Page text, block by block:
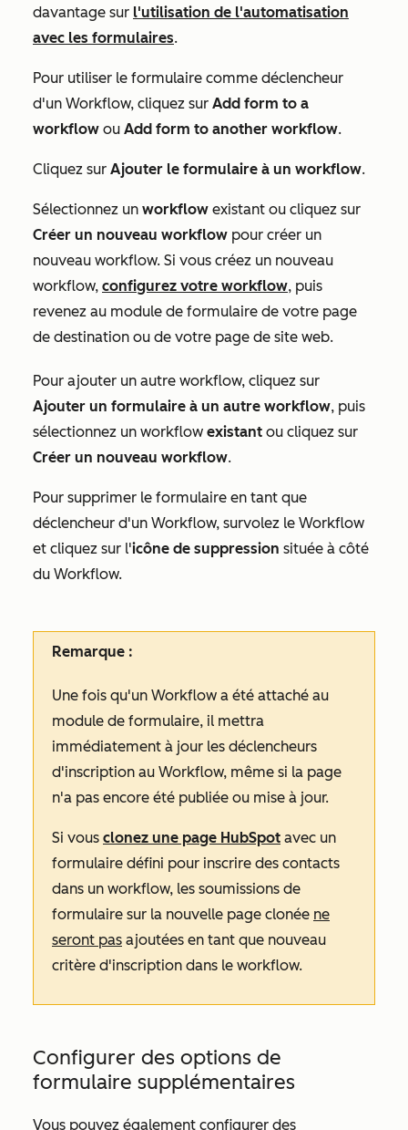
davantage sur l'utilisation de l'automatisation
avec les formulaires.
Pour utiliser le formulaire comme déclencheur
d'un Workflow, cliquez sur Add form to a
workflow ou Add form to another workflow.
Cliquez sur Ajouter le formulaire à un workflow.
Sélectionnez un workflow existant ou cliquez sur
Créer un nouveau workflow pour créer un
nouveau workflow. Si vous créez un nouveau
workflow, configurez votre workflow, puis
revenez au module de formulaire de votre page
de destination ou de votre page de site web.
Pour ajouter un autre workflow, cliquez sur
Ajouter un formulaire à un autre workflow, puis
sélectionnez un workflow existant ou cliquez sur
Créer un nouveau workflow.
Pour supprimer le formulaire en tant que
déclencheur d'un Workflow, survolez le Workflow
et cliquez sur l'icône de suppression située à côté
du Workflow.
Remarque :
Une fois qu'un Workflow a été attaché au
module de formulaire, il mettra
immédiatement à jour les déclencheurs
d'inscription au Workflow, même si la page
n'a pas encore été publiée ou mise à jour.
Si vous clonez une page HubSpot avec un
formulaire défini pour inscrire des contacts
dans un workflow, les soumissions de
formulaire sur la nouvelle page clonée ne
seront pas ajoutées en tant que nouveau
critère d'inscription dans le workflow.
Configurer des options de
formulaire supplémentaires
Vous pouvez également configurer des